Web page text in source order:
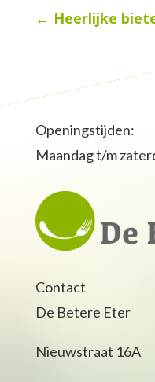
← Heerlijke
Openingstijden:
Maandag t/m
Contact
De Betere Eter
Nieuwstraat 16A